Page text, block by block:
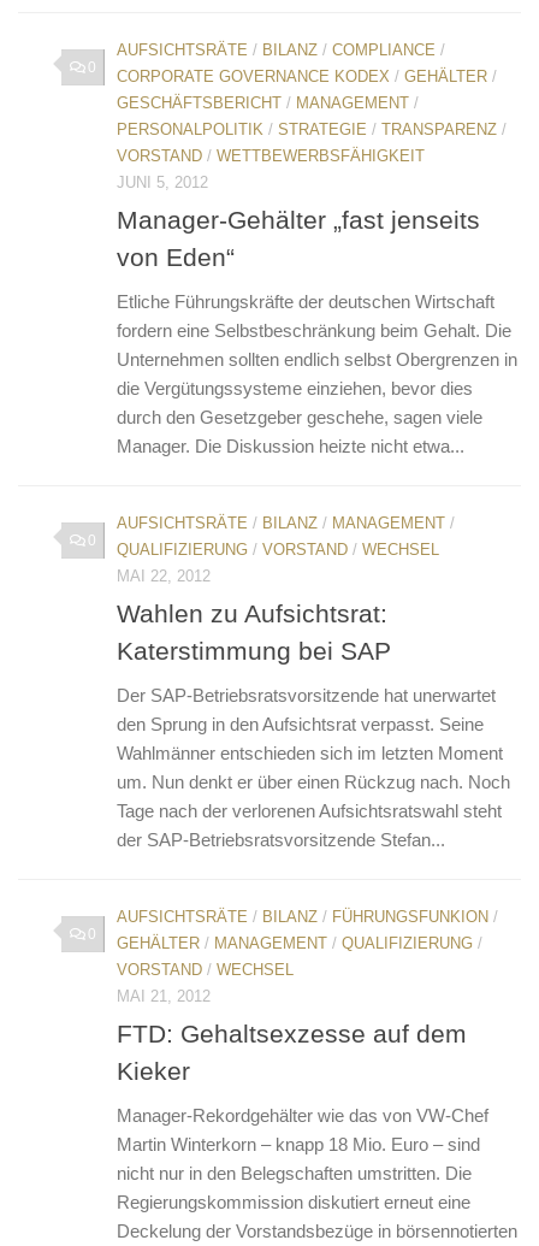
0
AUFSICHTSRÄTE / BILANZ / COMPLIANCE /
CORPORATE GOVERNANCE KODEX / GEHÄLTER /
GESCHÄFTSBERICHT / MANAGEMENT /
PERSONALPOLITIK / STRATEGIE / TRANSPARENZ /
VORSTAND / WETTBEWERBSFÄHIGKEIT
JUNI 5, 2012
Manager-Gehälter „fast jenseits
von Eden“
Etliche Führungskräfte der deutschen Wirtschaft
fordern eine Selbstbeschränkung beim Gehalt. Die
Unternehmen sollten endlich selbst Obergrenzen in
die Vergütungssysteme einziehen, bevor dies
durch den Gesetzgeber geschehe, sagen viele
Manager. Die Diskussion heizte nicht etwa...
0
AUFSICHTSRÄTE / BILANZ / MANAGEMENT /
QUALIFIZIERUNG / VORSTAND / WECHSEL
MAI 22, 2012
Wahlen zu Aufsichtsrat:
Katerstimmung bei SAP
Der SAP-Betriebsratsvorsitzende hat unerwartet
den Sprung in den Aufsichtsrat verpasst. Seine
Wahlmänner entschieden sich im letzten Moment
um. Nun denkt er über einen Rückzug nach. Noch
Tage nach der verlorenen Aufsichtsratswahl steht
der SAP-Betriebsratsvorsitzende Stefan...
0
AUFSICHTSRÄTE / BILANZ / FÜHRUNGSFUNKION /
GEHÄLTER / MANAGEMENT / QUALIFIZIERUNG /
VORSTAND / WECHSEL
MAI 21, 2012
FTD: Gehaltsexzesse auf dem
Kieker
Manager-Rekordgehälter wie das von VW-Chef
Martin Winterkorn – knapp 18 Mio. Euro – sind
nicht nur in den Belegschaften umstritten. Die
Regierungskommission diskutiert erneut eine
Deckelung der Vorstandsbezüge in börsennotierten